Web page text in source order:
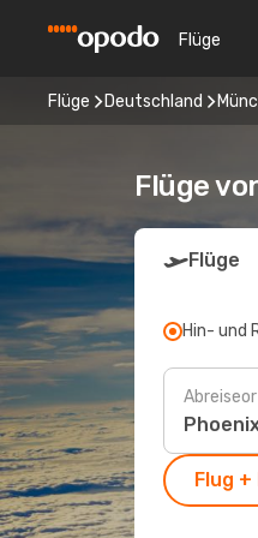
Flüge
Flüge Deutschland
Flüge
Flüge
Hin- und
Flug